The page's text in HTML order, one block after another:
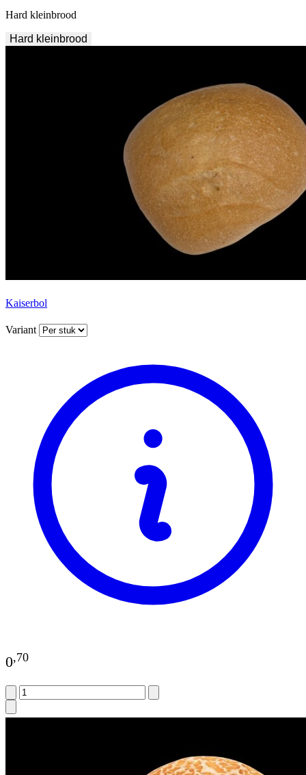
Hard kleinbrood
Hard kleinbrood
Kaiserbol
Variant
0,70